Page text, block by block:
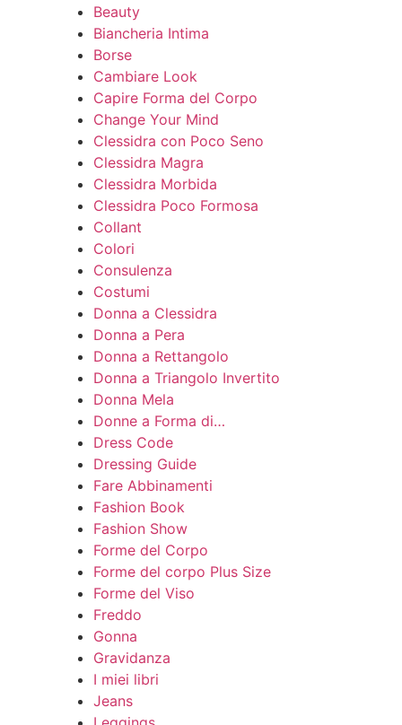
Beauty
Biancheria Intima
Borse
Cambiare Look
Capire Forma del Corpo
Change Your Mind
Clessidra con Poco Seno
Clessidra Magra
Clessidra Morbida
Clessidra Poco Formosa
Collant
Colori
Consulenza
Costumi
Donna a Clessidra
Donna a Pera
Donna a Rettangolo
Donna a Triangolo Invertito
Donna Mela
Donne a Forma di…
Dress Code
Dressing Guide
Fare Abbinamenti
Fashion Book
Fashion Show
Forme del Corpo
Forme del corpo Plus Size
Forme del Viso
Freddo
Gonna
Gravidanza
I miei libri
Jeans